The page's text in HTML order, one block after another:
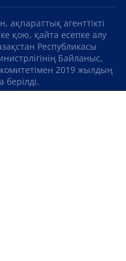
ақпараттық агенттікті
қою, қайта есепке алу
Республикасы
Байланыс,
2019 жылдың